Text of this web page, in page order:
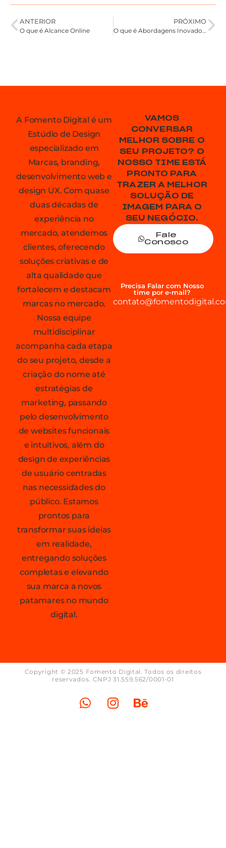
ANTERIOR
O que é Alcance Online
PRÓXIMO
O que é Abordagens Inovadoras
A Fomento Digital é um
Estúdio de Design
especializado em
Marcas, branding,
desenvolvimento web e
design UX. Com quase
duas décadas de
experiência no
mercado, atendemos
clientes, oferecendo
soluções criativas e de
alta qualidade que
fortalecem e destacam
marcas no mercado.
Nossa equipe
multidisciplinar
acompanha cada etapa
do seu projeto, desde a
criação do nome até
estratégias de
marketing, passando
pelo desenvolvimento
de websites funcionais
e intuitivos, além do
design de experiências
de usuário centradas
nas necessidades do
público. Estamos
prontos para
transformar suas ideias
em realidade,
entregando soluções
completas e elevando
sua marca a novos
patamares no mundo
digital.
VAMOS
CONVERSAR
MELHOR SOBRE O
SEU PROJETO? O
NOSSO TIME ESTÁ
PRONTO PARA
TRAZER A MELHOR
SOLUÇÃO DE
IMAGEM PARA O
SEU NEGÓCIO.
Fale
Conosco
Precisa Falar com Nosso
time por e-mail?
Copyright © 2025 Fomento Digital. Todos os direitos
reservados. CNPJ 31.559.562/0001-01